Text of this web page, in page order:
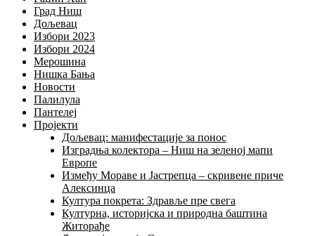
Град Ниш
Дољевац
Избори 2023
Избори 2024
Мерошина
Нишка Бања
Новости
Палилула
Пантелеј
Пројекти
Дољевац: манифестације за понос
Изградња колектора – Ниш на зеленој мапи
Европе
Између Мораве и Јастрепца – скривене приче
Алексинца
Култура покрета: Здравље пре свега
Културна, историјска и природна баштина
Житорађе